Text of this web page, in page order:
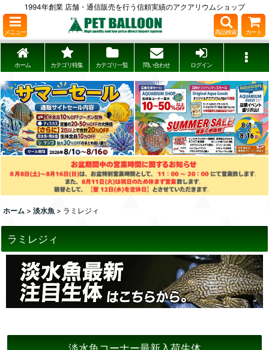
1994年創業 店舗・通信販売を行う信頼実績のアクアリウムショップ
メニュー 商品検索 カート
ホーム カテゴリ特集 カテゴリ一覧 問い合わせ ログイン
ホーム > 淡水魚 > ラミレジィ
ラミレジィ